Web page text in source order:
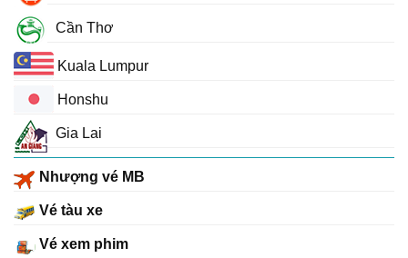
Cần Thơ
Kuala Lumpur
Honshu
Gia Lai
Nhượng vé MB
Vé tàu xe
Vé xem phim